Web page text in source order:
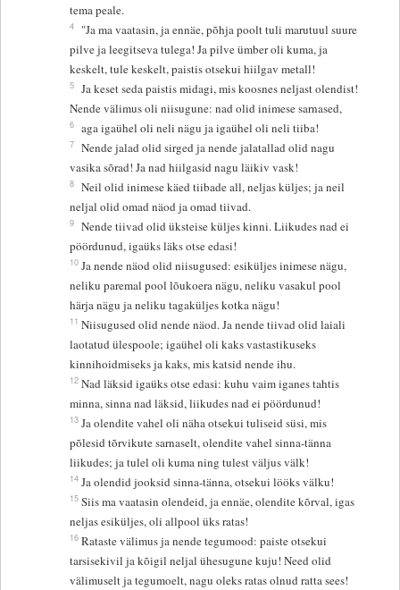
tema peale.
4
"Ja ma vaatasin, ja ennäe, põhja poolt tuli marutuul suure
pilve ja leegitseva tulega! Ja pilve ümber oli kuma, ja
keskelt, tule keskelt, paistis otsekui hiilgav metall!
5 Ja keset seda paistis midagi, mis koosnes neljast olendist!
Nende välimus oli niisugune: nad olid inimese sarnased,
6 aga igaühel oli neli nägu ja igaühel oli neli tiiba!
7 Nende jalad olid sirged ja nende jalatallad olid nagu
vasika sõrad! Ja nad hiilgasid nagu läikiv vask!
8 Neil olid inimese käed tiibade all, neljas küljes; ja neil
neljal olid omad näod ja omad tiivad.
9 Nende tiivad olid üksteise küljes kinni. Liikudes nad ei
pöördunud, igaüks läks otse edasi!
10 Ja nende näod olid niisugused: esiküljes inimese nägu,
neliku paremal pool lõukoera nägu, neliku vasakul pool
härja nägu ja neliku tagaküljes kotka nägu!
11 Niisugused olid nende näod. Ja nende tiivad olid laiali
laotatud ülespoole; igaühel oli kaks vastastikuseks
kinnihoidmiseks ja kaks, mis katsid nende ihu.
12 Nad läksid igaüks otse edasi: kuhu vaim iganes tahtis
minna, sinna nad läksid, liikudes nad ei pöördunud!
13 Ja olendite vahel oli näha otsekui tuliseid süsi, mis
põlesid tõrvikute sarnaselt, olendite vahel sinna-tänna
liikudes; ja tulel oli kuma ning tulest väljus välk!
14 Ja olendid jooksid sinna-tänna, otsekui lööks välku!
15 Siis ma vaatasin olendeid, ja ennäe, olendite kõrval, igas
neljas esiküljes, oli allpool üks ratas!
16 Rataste välimus ja nende tegumood: paiste otsekui
tarsisekivil ja kõigil neljal ühesugune kuju! Need olid
välimuselt ja tegumoelt, nagu oleks ratas olnud ratta sees!